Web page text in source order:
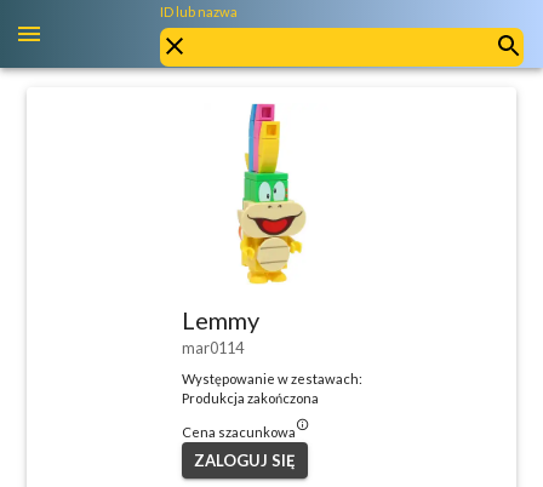
ID lub nazwa
Lemmy
mar0114
Występowanie w zestawach:
Produkcja zakończona
Cena szacunkowainfo_outlined
ZALOGUJ SIĘ